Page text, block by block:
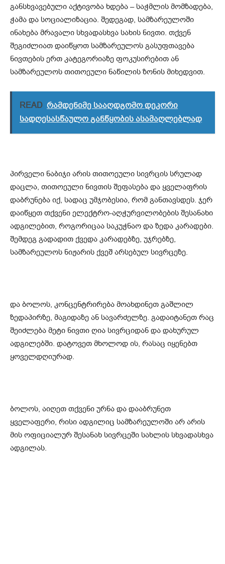
განსხვავებული აქტივობა ხდება – საჭმლის მომზადება,
ჭამა და სოციალიზაცია. შედეგად, სამზარეულოში
ინახება მრავალი სხვადასხვა სახის ნივთი. თქვენ
შეგიძლიათ დაიწყოთ სამზარეულოს გასუფთავება
ნივთების ერთ კატეგორიაზე ფოკუსირებით ან
სამზარეულოს თითოეული ნაწილის ზონის მიხედვით.
READ რამდენიმე სააღდგომო დეკორი
სადღესასწაულო განწყობის ასამაღლებლად
პირველი ნაბიჯი არის თითოეული სივრცის სრულად
დაცლა, თითოეული ნივთის შეფასება და ყველაფრის
დაბრუნება იქ, სადაც უმჯობესია, რომ განთავსდეს. ჯერ
დაიწყეთ თქვენი ელექტრო-აღჭურვილობების შესანახი
ადგილებით, როგორიცაა საკუჭნაო და ზედა კარადები.
შემდეგ გადადით ქვედა კარადებზე, უჯრებზე,
სამზარეულოს ნიჟარის ქვეშ არსებულ სივრცეზე.
და ბოლოს, კონცენტრირება მოახდინეთ გაშლილ
ზედაპირზე, მაგიდაზე ან სავარძელზე. გადაიტანეთ რაც
შეიძლება მეტი ნივთი ღია სივრციდან და დახურულ
ადგილებში. დატოვეთ მხოლოდ ის, რასაც იყენებთ
ყოველდღიურად.
ბოლოს, აიღეთ თქვენი ურნა და დააბრუნეთ
ყველაფერი, რისი ადგილიც სამზარეულოში არ არის
მის ოფიციალურ შესანახ სივრცეში სახლის სხვადასხვა
ადგილას.